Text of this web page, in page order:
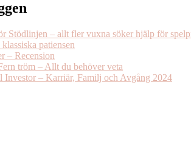
Stödlinjen – allt fler vuxna söker hjälp för
patiensen
– Recension
tröm – Allt du behöver veta
Investor – Karriär, Familj och Avgång 2024